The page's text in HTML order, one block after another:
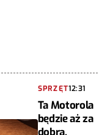
SPRZĘT12:31
Ta Motorola
będzie aż za
dobra.